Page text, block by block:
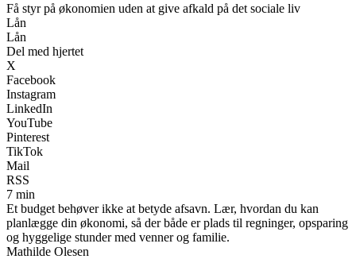
Få styr på økonomien uden at give afkald på det sociale liv
Lån
Lån
Del med hjertet
X
Facebook
Instagram
LinkedIn
YouTube
Pinterest
TikTok
Mail
RSS
7 min
Et budget behøver ikke at betyde afsavn. Lær, hvordan du kan
planlægge din økonomi, så der både er plads til regninger, opsparing
og hyggelige stunder med venner og familie.
Mathilde Olesen